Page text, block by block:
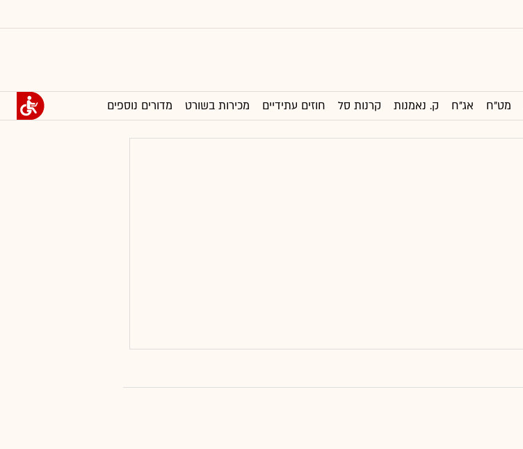
מט"ח אג"ח ק. נאמנות קרנות סל חוזים עתידיים מכירות בשורט מדורים נוספים